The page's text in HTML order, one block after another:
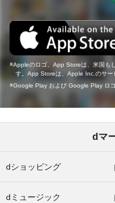
Appleのロゴ、App Storeは、米国も
す。App Storeは、Apple Inc.のサー
Google Play および Google Play ロ
dマ
dショッピング
dミュージック